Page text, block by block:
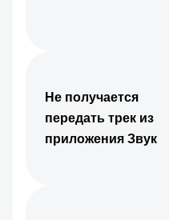
Не получается
передать трек из
приложения Звук